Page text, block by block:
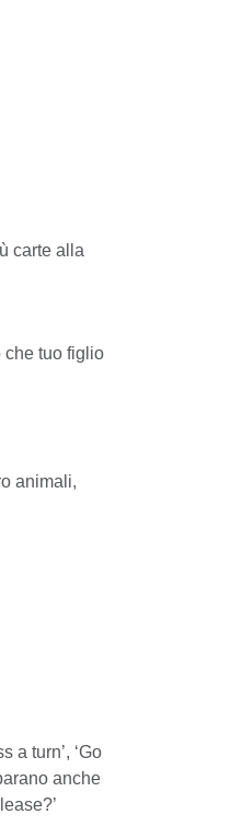
carte alla
che tuo figlio
animali,
a turn’, ‘Go
anche